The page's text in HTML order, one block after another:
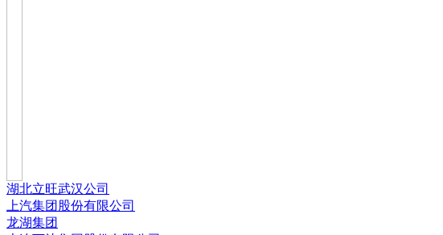
湖北立旺武汉公司
上汽集团股份有限公司
龙湖集团